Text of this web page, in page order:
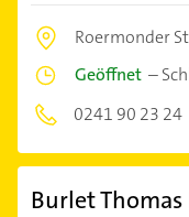
Roermonder
Geöffnet –
0241 90 23 24
Burlet